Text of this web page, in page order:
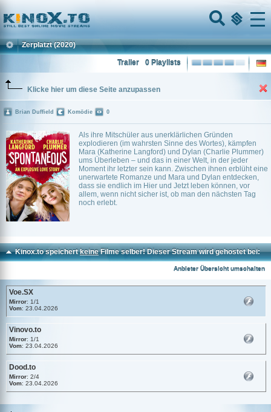
Home
Menu
Zerplatzt (2020)
0 Playlists
Trailer
Klicke hier um diese Seite anzupassen
Als ihre Mitschüler aus unerklärlichen Gründen
explodieren (im wahrsten Sinne des Wortes), kämpfen
Mara (Katherine Langford) und Dylan (Charlie Plummer)
ums Überleben – und das in einer Welt, in der jeder
Moment ihr letzter sein kann. Zwischen ihnen erblüht eine
unerwartete Romanze und Mara und Dylan entdecken,
dass sie endlich im Hier und Jetzt leben können, vor
allem, wenn nicht sicher ist, ob man den nächsten Tag
noch erlebt.
Brian Duffield Komödie 0
Kinox.to speichertkeineFilme selber! Dieser Stream wird gehostet bei:
Anbieter Übersicht umschalten
Voe.SX
Mirror: 1/1
Vom: 23.04.2026
Vinovo.to
Mirror: 1/1
Vom: 23.04.2026
Dood.to
Mirror: 2/4
Vom: 23.04.2026